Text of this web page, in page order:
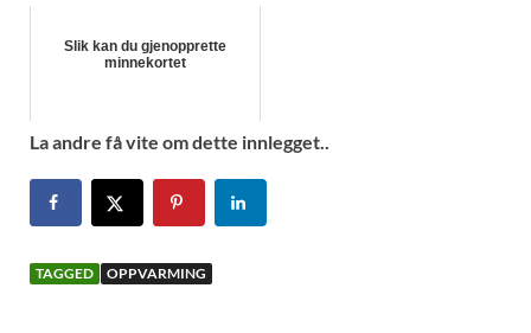
Slik kan du gjenopprette
minnekortet
La andre få vite om dette innlegget..
TAGGED OPPVARMING